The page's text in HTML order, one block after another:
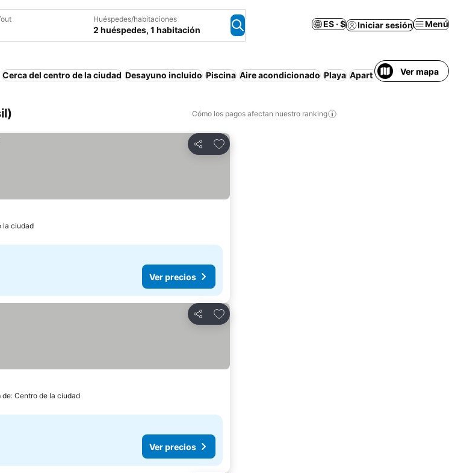
Huéspedes/habitaciones
2 huéspedes, 1 habitación
ES · $ Iniciar sesión Menú
Cerca del centro de la ciudad Desayuno incluido Piscina Aire acondicionado Playa ApartamentoVer mapa
Cómo los pagos afectan nuestro ranking
Compartir
Agregar a favoritos
la ciudad
Ver precios
Compartir
Agregar a favoritos
de: Centro de la ciudad
Ver precios